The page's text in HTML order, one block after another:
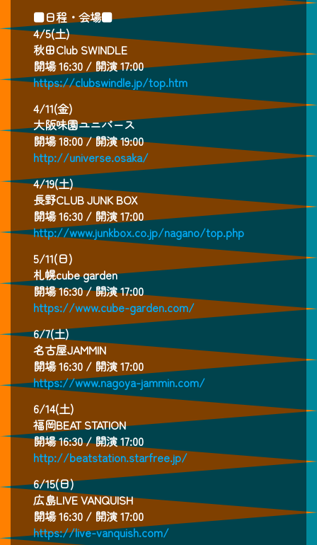
■日程・会場■
4/5(土)
秋田Club SWINDLE
開場 16:30 / 開演 17:00
https://clubswindle.jp/top.htm
4/11(金)
大阪味園ユニバース
開場 18:00 / 開演 19:00
http://universe.osaka/
4/19(土)
長野CLUB JUNK BOX
開場 16:30 / 開演 17:00
http://www.junkbox.co.jp/nagano/top.php
5/11(日)
札幌cube garden
開場 16:30 / 開演 17:00
https://www.cube-garden.com/
6/7(土)
名古屋JAMMIN
開場 16:30 / 開演 17:00
https://www.nagoya-jammin.com/
6/14(土)
福岡BEAT STATION
開場 16:30 / 開演 17:00
http://beatstation.starfree.jp/
6/15(日)
広島LIVE VANQUISH
開場 16:30 / 開演 17:00
https://live-vanquish.com/